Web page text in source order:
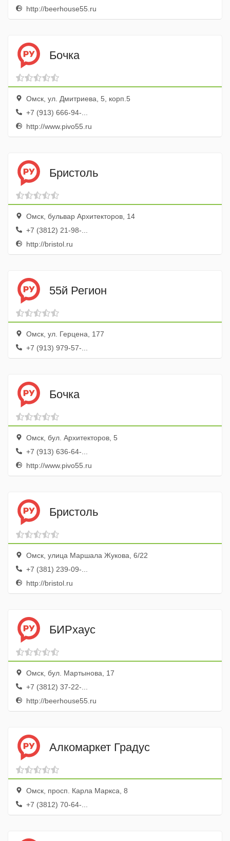
http://beerhouse55.ru
Бочка
Омск, ул. Дмитриева, 5, корп.5
+7 (913) 666-94-...
http://www.pivo55.ru
Бристоль
Омск, бульвар Архитекторов, 14
+7 (3812) 21-98-...
http://bristol.ru
55й Регион
Омск, ул. Герцена, 177
+7 (913) 979-57-...
Бочка
Омск, бул. Архитекторов, 5
+7 (913) 636-64-...
http://www.pivo55.ru
Бристоль
Омск, улица Маршала Жукова, 6/22
+7 (381) 239-09-...
http://bristol.ru
БИРхаус
Омск, бул. Мартынова, 17
+7 (3812) 37-22-...
http://beerhouse55.ru
Алкомаркет Градус
Омск, просп. Карла Маркса, 8
+7 (3812) 70-64-...